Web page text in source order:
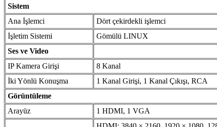
Sistem
Ana İşlemci
Dört çekirdekli işlemci
İşletim Sistemi
Gömülü LINUX
Ses ve Video
IP Kamera Girişi
8 Kanal
İki Yönlü Konuşma
1 Kanal Girişi, 1 Kanal Çıkışı, RCA
Görüntüleme
Arayüz
1 HDMI, 1 VGA